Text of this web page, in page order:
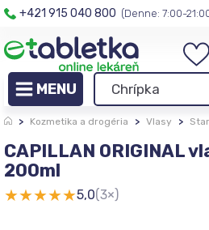
+421 915 040 800 (Denne: 7:00-
> Kozmetika a drogéria > Vlasy >
CAPILLAN ORIGINAL
200ml
★★★★★5,0(3×)